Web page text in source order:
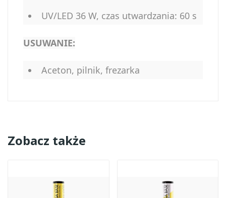
UV/LED 36 W, czas utwardzania: 60 s
USUWANIE:
Aceton, pilnik, frezarka
Zobacz także